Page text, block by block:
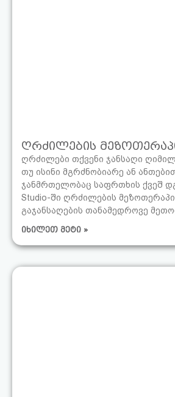
ღრძილების
ღრძილები თქვენი ჯანსაღი
თუ ისინი მგრძნობიარე ან
ჯანმრთელობაც საფრთხის ქვეშ
Studio-ში ღრძილების
გაჯანსაღების თანამედროვე
იხილეთ მეტი »